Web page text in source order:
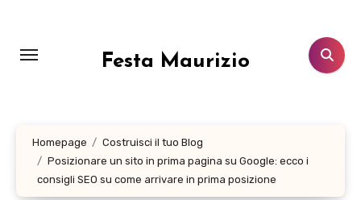
contenuto
Festa Maurizio
Homepage
Costruisci il tuo Blog
Posizionare un sito in prima pagina su Google: ecco i
consigli SEO su come arrivare in prima posizione